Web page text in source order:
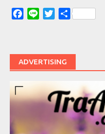
Facebook
Line TwitterShare
ADVERTISING